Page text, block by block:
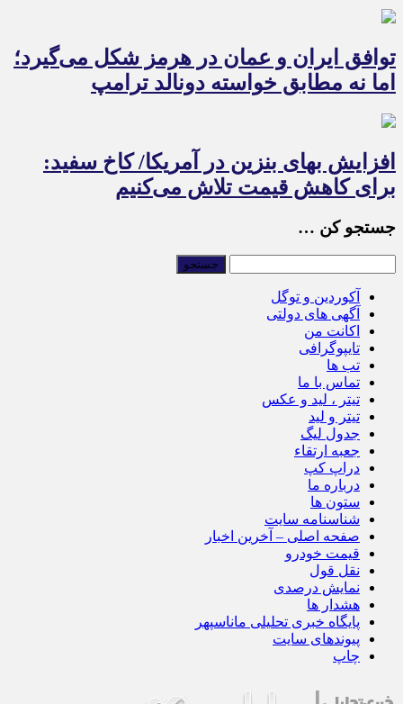
توافق ایران و عمان در هرمز شکل می‌گیرد؛
اما نه مطابق خواسته دونالد ترامپ
افزایش بهای بنزین در آمریکا/ کاخ سفید:
برای کاهش قیمت تلاش می‌کنیم
جستجو کن …
آکوردین و توگل
آگهی های دولتی
اکانت من
تایپوگرافی
تب ها
تماس با ما
تیتر ، لید و عکس
تیتر و لید
جدول لیگ
جعبه ارتقاء
دراپ کپ
درباره ما
ستون ها
شناسنامه سایت
صفحه اصلی – آخرین اخبار
قیمت خودرو
نقل قول
نمایش درصدی
هشدار ها
پایگاه خبری تحلیلی ماناسپهر
پیوندهای سایت
چاپ